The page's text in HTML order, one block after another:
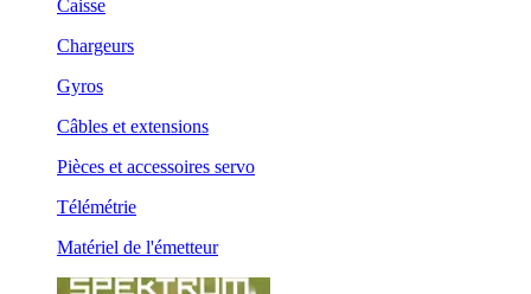
Caisse
Chargeurs
Gyros
Câbles et extensions
Pièces et accessoires servo
Télémétrie
Matériel de l'émetteur